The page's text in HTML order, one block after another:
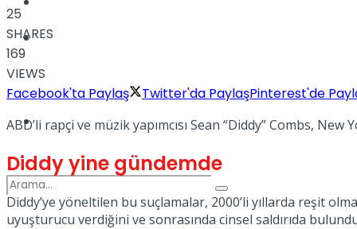
Dünya
Podcast
25
SHARES
169
VIEWS
Facebook'ta Paylaş
Twitter'da PaylaşPinterest'de
ABD’li rapçi ve müzik yapımcısı Sean “Diddy” Combs,
Diddy yine gündemde
Diddy’ye yöneltilen bu suçlamalar, 2000’li yıllarda reşit
uyuşturucu verdiğini ve sonrasında cinsel saldırıda